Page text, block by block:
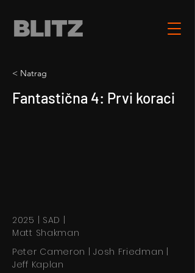
< Natrag
Fantastična 4: Prvi koraci
2025 | SAD |
Matt Shakman
Peter Cameron | Josh Friedman |
Jeff Kaplan